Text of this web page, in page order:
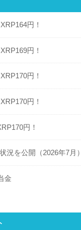
円！
円！
円！
円！
円！
況を公開（2026年7月）
金